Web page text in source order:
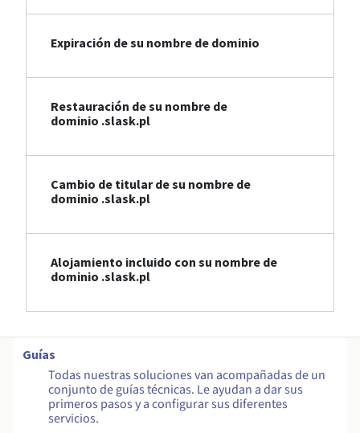
Expiración de su nombre de dominio
Restauración de su nombre de
dominio .slask.pl
Cambio de titular de su nombre de
dominio .slask.pl
Alojamiento incluido con su nombre de
dominio .slask.pl
Guías
Todas nuestras soluciones van acompañadas de un
conjunto de guías técnicas. Le ayudan a dar sus
primeros pasos y a configurar sus diferentes
servicios.